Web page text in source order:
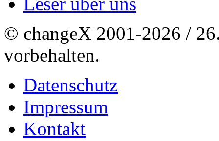
© changeX 2001-2026 /
vorbehalten.
Datenschutz
Impressum
Kontakt